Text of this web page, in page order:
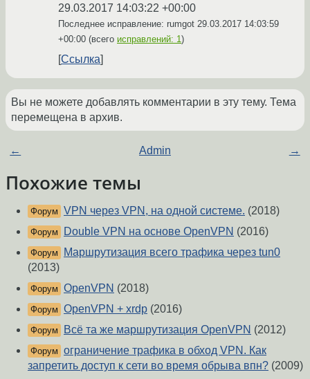
29.03.2017 14:03:22 +00:00
Последнее исправление: rumgot 29.03.2017 14:03:59
+00:00 (всего исправлений: 1)
Ссылка
Вы не можете добавлять комментарии в эту тему. Тема
перемещена в архив.
← Admin →
Похожие темы
Форум VPN через VPN, на одной системе. (2018)
Форум Double VPN на основе OpenVPN (2016)
Форум
Маршрутизация всего трафика через tun0
(2013)
Форум OpenVPN (2018)
Форум OpenVPN + xrdp (2016)
Форум Всё та же маршрутизация ОpеnVPN (2012)
Форум ограничение трафика в обход VPN. Как
запретить доступ к сети во время обрыва впн? (2009)